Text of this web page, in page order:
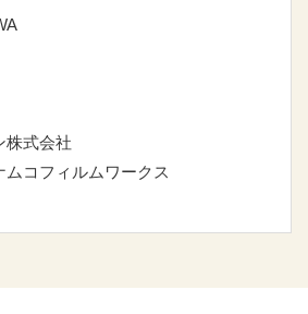
株式会社
コフィルムワークス